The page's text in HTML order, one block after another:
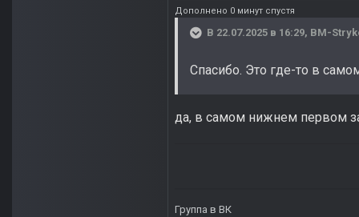
Дополнено 0 минут спустя
В 22.07.2025 в 16:29, BM-
Cпасибо. Это где-то в
да, в самом нижнем первом
Группа в ВК